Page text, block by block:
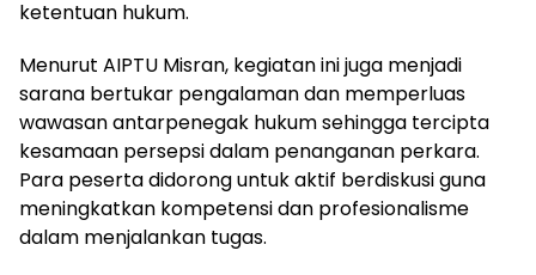
ketentuan hukum.
Menurut AIPTU Misran, kegiatan ini juga menjadi
sarana bertukar pengalaman dan memperluas
wawasan antarpenegak hukum sehingga tercipta
kesamaan persepsi dalam penanganan perkara.
Para peserta didorong untuk aktif berdiskusi guna
meningkatkan kompetensi dan profesionalisme
dalam menjalankan tugas.